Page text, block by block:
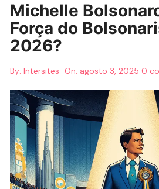
Michelle
Força do
2026?
By: Intersites On: agosto 3, 2025 0